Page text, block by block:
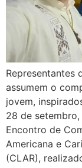
Representantes
assumem o
jovem,
28 de
Encontro de
Americana e
(CLAR),